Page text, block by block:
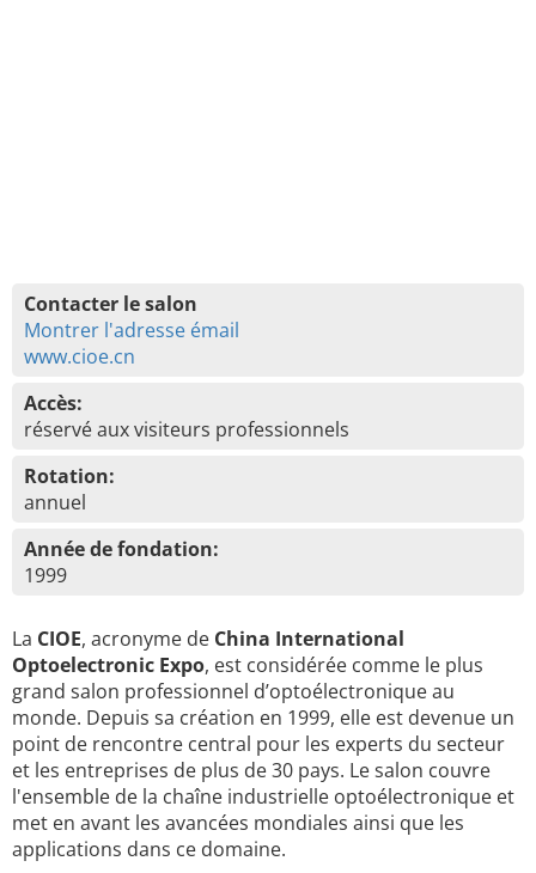
Contacter le salon
Montrer l'adresse émail
www.cioe.cn
Accès:
réservé aux visiteurs professionnels
Rotation:
annuel
Année de fondation:
1999
La CIOE, acronyme de China International
Optoelectronic Expo, est considérée comme le plus
grand salon professionnel d’optoélectronique au
monde. Depuis sa création en 1999, elle est devenue un
point de rencontre central pour les experts du secteur
et les entreprises de plus de 30 pays. Le salon couvre
l'ensemble de la chaîne industrielle optoélectronique et
met en avant les avancées mondiales ainsi que les
applications dans ce domaine.